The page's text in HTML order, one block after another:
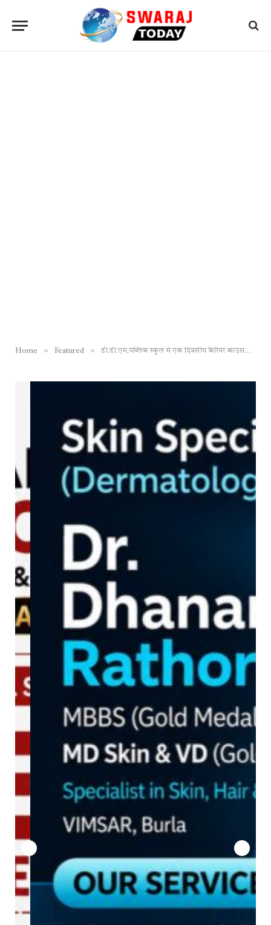
Home » Featured » डी.डी.एम.पब्लिक स्कूल में एक दिवसीय कैरियर काउंसलिंग कार्यशाला सम्पन्न, 9वीं से 12 वीं तक के विद्यार्थियों ने लिया हिस्सा